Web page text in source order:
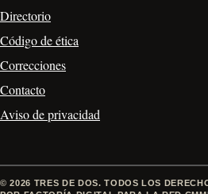
Directorio
Código de ética
Correcciones
Contacto
Aviso de privacidad
© 2026 TRES DE DOS. TODOS LOS